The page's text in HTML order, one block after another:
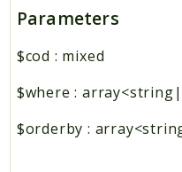
Parameters
$cod : mixed
$where :
$orderby :